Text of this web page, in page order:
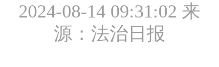
2024-08-14 09:31:02 来
源：法治日报